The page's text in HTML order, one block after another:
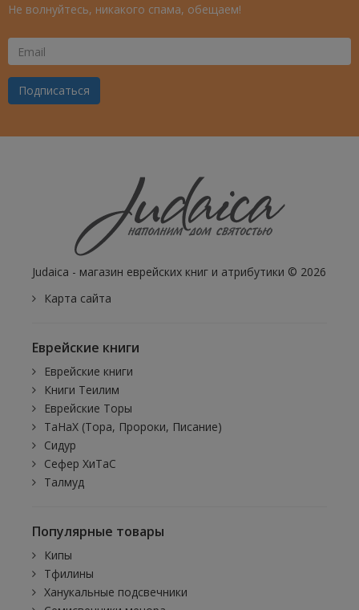
Не волнуйтесь, никакого спама, обещаем!
Ваш
Email
Подписаться
Judaica - магазин еврейских книг и атрибутики © 2026
Карта сайта
Еврейские книги
Еврейские книги
Книги Теилим
Еврейские Торы
ТаНаХ (Тора, Пророки, Писание)
Сидур
Сефер ХиТаС
Талмуд
Популярные товары
Кипы
Тфилины
Ханукальные подсвечники